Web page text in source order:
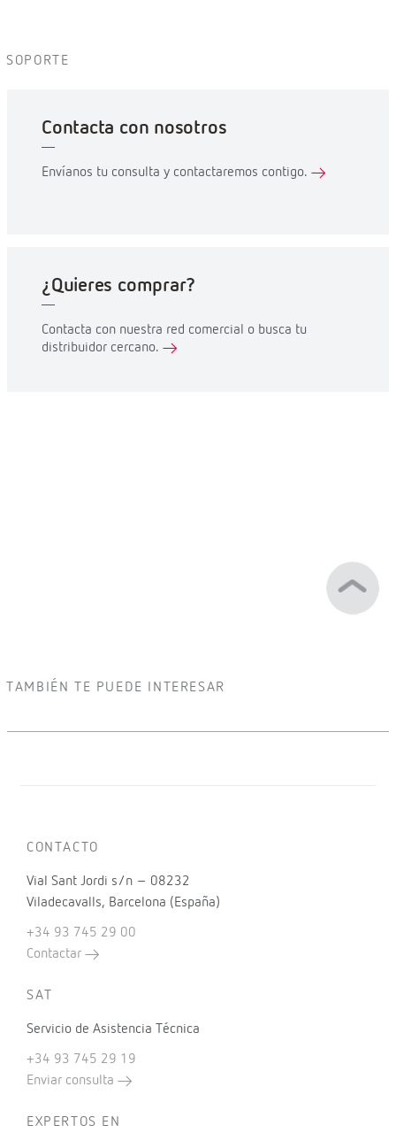
SOPORTE
Contacta con nosotros
Envíanos tu consulta y contactaremos contigo.
¿Quieres comprar?
Contacta con nuestra red comercial o busca tu
distribuidor cercano.
TAMBIÉN TE PUEDE INTERESAR
CONTACTO
Vial Sant Jordi s/n – 08232
Viladecavalls, Barcelona (España)
+34 93 745 29 00
Contactar
SAT
Servicio de Asistencia Técnica
+34 93 745 29 19
Enviar consulta
EXPERTOS EN